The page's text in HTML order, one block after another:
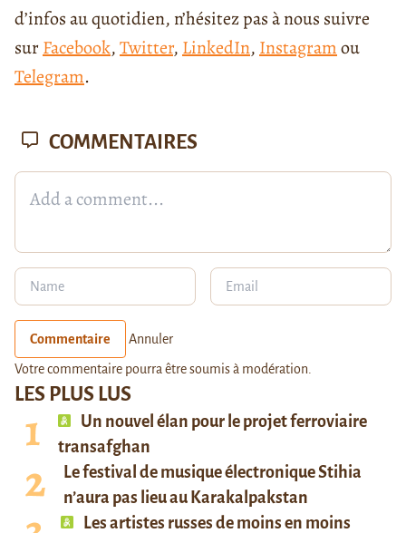
d’infos au quotidien, n’hésitez pas à nous suivre
surFacebook,Twitter, LinkedIn, Instagramou
Telegram.
LES PLUS LUS
Un nouvel élan pour le projet ferroviaire
transafghan
Le festival de musique électronique Stihia
n’aura pas lieu au Karakalpakstan
Les artistes russes de moins en moins
COMMENTAIRES
Commentaire Annuler
Votre commentaire pourra être soumis à modération.